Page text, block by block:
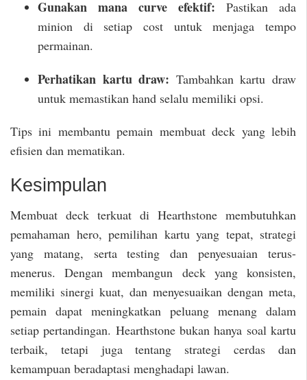
Gunakan mana curve efektif: Pastikan ada
minion di setiap cost untuk menjaga tempo
permainan.
Perhatikan kartu draw: Tambahkan kartu draw
untuk memastikan hand selalu memiliki opsi.
Tips ini membantu pemain membuat deck yang lebih
efisien dan mematikan.
Kesimpulan
Membuat deck terkuat di Hearthstone membutuhkan
pemahaman hero, pemilihan kartu yang tepat, strategi
yang matang, serta testing dan penyesuaian terus-
menerus. Dengan membangun deck yang konsisten,
memiliki sinergi kuat, dan menyesuaikan dengan meta,
pemain dapat meningkatkan peluang menang dalam
setiap pertandingan. Hearthstone bukan hanya soal kartu
terbaik, tetapi juga tentang strategi cerdas dan
kemampuan beradaptasi menghadapi lawan.